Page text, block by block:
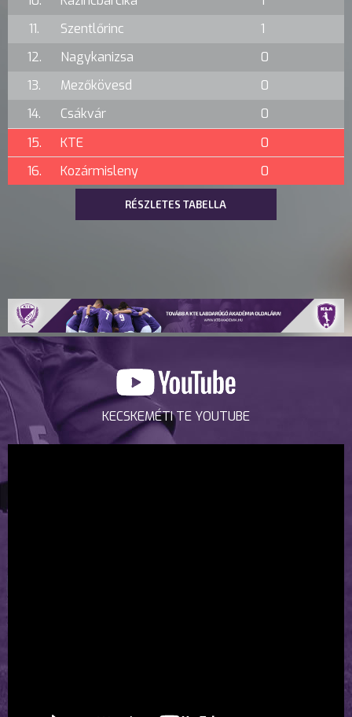
11.
Szentlőrinc
1
12.
Nagykanizsa
0
13.
Mezőkövesd
0
14.
Csákvár
0
15.
KTE
0
16.
Kozármisleny 0
RÉSZLETES TABELLA
KECSKEMÉTI TE YOUTUBE